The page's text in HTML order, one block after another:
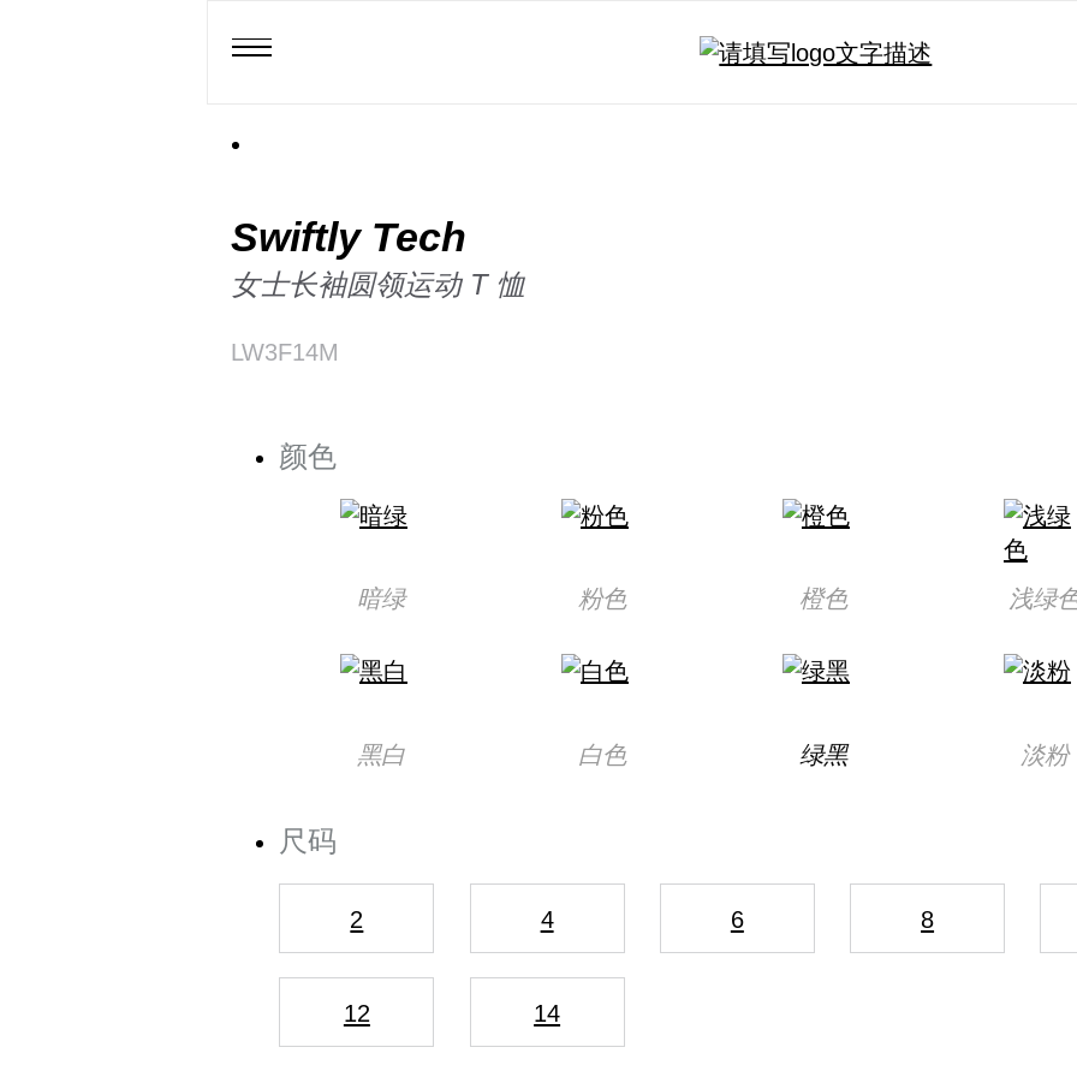
Swiftly Tech
女士长袖圆领运动 T 恤
LW3F14M
颜色
暗绿 粉色 橙色 浅绿
黑白 白色 绿黑 淡粉
尺码
2 4 6 8
12 14